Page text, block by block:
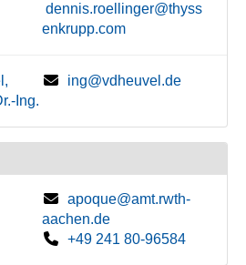
dennis.roellinger@thyss
enkrupp.com
Ing.
ing@vdheuvel.de
apoque@amt.rwth-
aachen.de
+49 241 80-96584